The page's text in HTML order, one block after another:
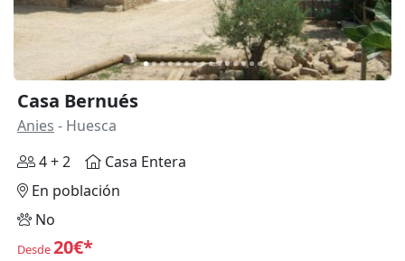
Casa Bernués
Anies - Huesca
4 + 2
Casa Entera
En población
No
Desde20€*